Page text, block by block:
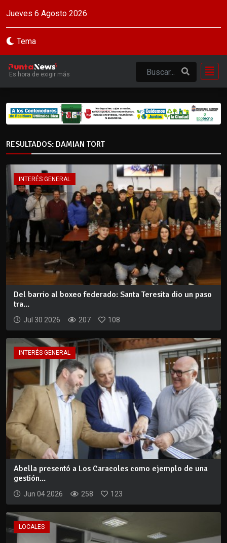
Jueves 6 Agosto 2026
Tema
Es hora de exigir más
RESULTADOS: DAMIAN TORT
INTERÉS GENERAL
Del barrio al boxeo federado: Santa Teresita dio un paso
tra...
Jul 30 2026 207 108
INTERÉS GENERAL
Abella presentó a Los Caracoles como ejemplo de una
gestión...
Jun 04 2026 258 123
LOCALES